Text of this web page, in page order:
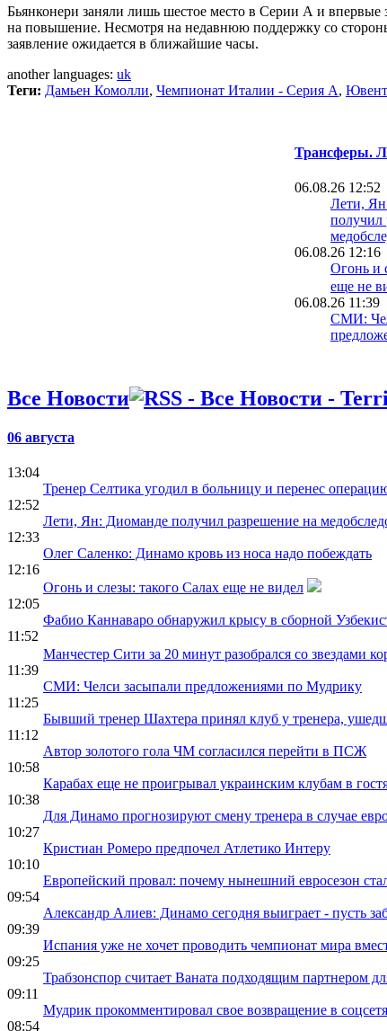
Бьянконери заняли лишь шестое место в Серии А и впервые
на повышение. Несмотря на недавнюю поддержку со
заявление ожидается в ближайшие часы.
another languages: uk
Теги: Дамьен Комолли, Чемпионат Италии - Серия А,
Трансферы.
06.08.26 12:52
Лети,
получил
06.08.26 12:16
Огонь и
еще не
06.08.26 11:39
СМИ:
06.08.26 10:27
Все Новости
06 августа
13:04
Тренер Селтика угодил в больницу и перенес
12:52
Лети, Ян: Диоманде получил разрешение на
12:33
Олег Саленко: Динамо кровь из носа надо побеждать
12:16
Огонь и слезы: такого Салах еще не видел
12:05
Фабио Каннаваро обнаружил крысу в сборной
11:52
Манчестер Сити за 20 минут разобрался со звездами
11:39
СМИ: Челси засыпали предложениями по Мудрику
11:25
Бывший тренер Шахтера принял клуб у тренера,
11:12
Автор золотого гола ЧМ согласился перейти в ПСЖ
10:58
Карабах еще не проигрывал украинским клубам в
10:38
Для Динамо прогнозируют смену тренера в случае
10:27
Кристиан Ромеро предпочел Атлетико Интеру
10:10
Европейский провал: почему нынешний евросезон
09:54
Александр Алиев: Динамо сегодня выиграет - пусть
09:39
Испания уже не хочет проводить чемпионат мира
09:25
Трабзонспор считает Ваната подходящим партнером
09:11
Мудрик прокомментировал свое возвращение в
08:54